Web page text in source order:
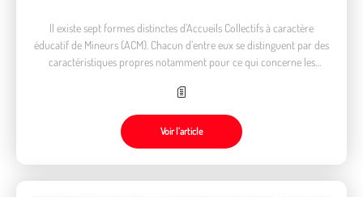
Il existe sept formes distinctes d’Accueils Collectifs à caractère
éducatif de Mineurs (ACM). Chacun d’entre eux se distinguent par des
caractéristiques propres notamment pour ce qui concerne les
Voir l’article